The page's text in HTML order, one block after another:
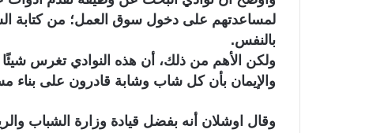
لمساعدتهم على دخول سوق العمل؛ من كتابة
بالنفس.
ولكن الأهم من ذلك، أن هذه النوادي تغرس
والإيمان بأن كل شاب وشابة قادرون على بناء
وقال اوشلان أنه بفضل قيادة وزارة الشباب